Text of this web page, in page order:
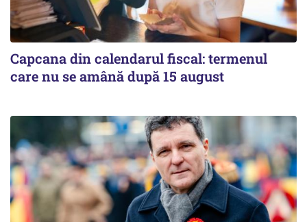
Capcana din calendarul fiscal: termenul
care nu se amână după 15 august